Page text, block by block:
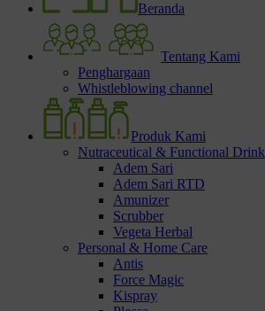
Beranda
Tentang Kami
Penghargaan
Whistleblowing channel
Produk Kami
Nutraceutical & Functional Drink
Adem Sari
Adem Sari RTD
Amunizer
Scrubber
Vegeta Herbal
Personal & Home Care
Antis
Force Magic
Kispray